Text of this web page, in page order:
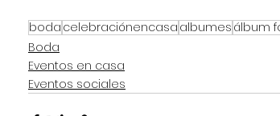
boda celebraciónencasa albumes álbum
Boda
Eventos en casa
Eventos sociales